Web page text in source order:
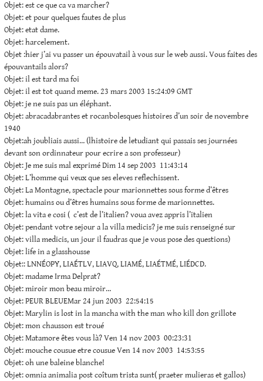
Objet: est ce que ca va marcher?
Objet: et pour quelques fautes de plus
Objet: etat dame.
Objet: harcelement.
Objet :hier j’ai vu passer un épouvatail à vous sur le web aussi. Vous faites des
épouvantails alors?
Objet: il est tard ma foi
Objet: il est tot quand meme. 23 mars 2003 15:24:09 GMT
Objet: je ne suis pas un éléphant.
Objet: abracadabrantes et rocanbolesques histoires d’un soir de novembre
1940
Objet:ah joubliais aussi… (lhistoire de letudiant qui passais ses journées
devant son ordinnateur pour ecrire a son professeur)
Objet: Je me suis mal exprimé Dim 14 sep 2003 11:43:14
Objet: L’homme qui veux que ses eleves reflechissent.
Objet: La Montagne, spectacle pour marionnettes sous forme d’êtres
Objet: humains ou d’êtres humains sous forme de marionnettes.
Objet: la vita e cosi ( c’est de l’italien? voua avez appris l’italien
Objet: pendant votre sejour a la villa medicis? je me suis renseigné sur
Objet: villa medicis, un jour il faudras que je vous pose des questions)
Objet: life in a glasshousse
Objet:: LNNÉOPY, LIAÉTLV, LIAVQ, LIAMÉ, LIAÉTMÉ, LIÉDCD.
Objet: madame Irma Delprat?
Objet: miroir mon beau miroir…
Objet: PEUR BLEUEMar 24 jun 2003 22:54:15
Objet: Marylin is lost in la mancha with the man who kill don grillote
Objet: mon chausson est troué
Objet: Matamore êtes vous là? Ven 14 nov 2003 00:23:31
Objet: mouche cousue etre cousue Ven 14 nov 2003 14:53:55
Objet: oh une baleine blanche!
Objet: omnia animalia post coîtum trista sunt( praeter mulieras et gallos)